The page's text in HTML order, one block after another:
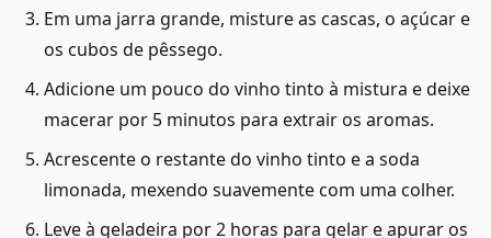
Em uma jarra grande, misture as cascas, o açúcar e
os cubos de pêssego.
Adicione um pouco do vinho tinto à mistura e deixe
macerar por 5 minutos para extrair os aromas.
Acrescente o restante do vinho tinto e a soda
limonada, mexendo suavemente com uma colher.
Leve à geladeira por 2 horas para gelar e apurar os